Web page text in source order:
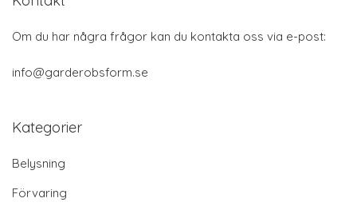
Om du har några frågor kan du kontakta oss via e-post:
info@garderobsform.se
Kategorier
Belysning
Förvaring